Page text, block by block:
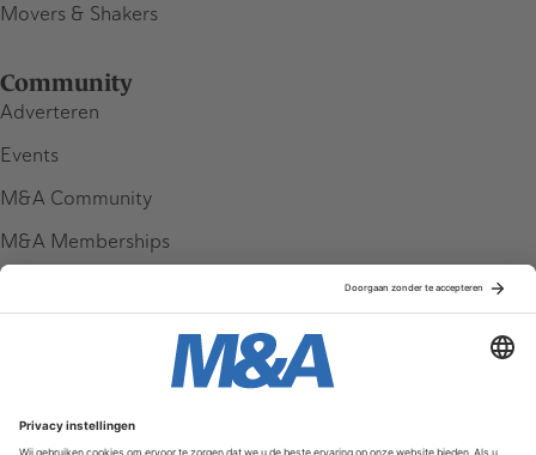
Movers & Shakers
Community
Adverteren
Events
M&A Community
M&A Memberships
Service & Contact